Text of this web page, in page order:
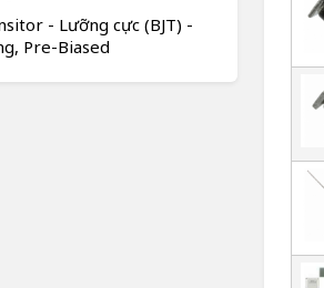
- Lưỡng cực (BJT) -
Pre-Biased